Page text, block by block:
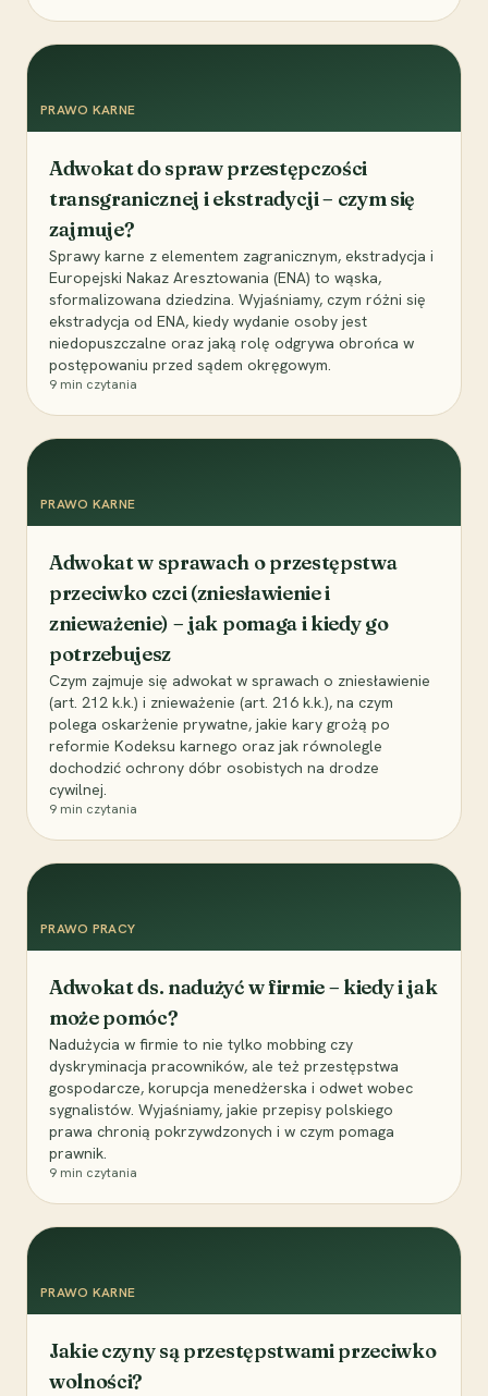
PRAWO KARNE
Adwokat do spraw przestępczości
transgranicznej i ekstradycji – czym się
zajmuje?
Sprawy karne z elementem zagranicznym, ekstradycja i
Europejski Nakaz Aresztowania (ENA) to wąska,
sformalizowana dziedzina. Wyjaśniamy, czym różni się
ekstradycja od ENA, kiedy wydanie osoby jest
niedopuszczalne oraz jaką rolę odgrywa obrońca w
postępowaniu przed sądem okręgowym.
9 min czytania
PRAWO KARNE
Adwokat w sprawach o przestępstwa
przeciwko czci (zniesławienie i
znieważenie) – jak pomaga i kiedy go
potrzebujesz
Czym zajmuje się adwokat w sprawach o zniesławienie
(art. 212 k.k.) i znieważenie (art. 216 k.k.), na czym
polega oskarżenie prywatne, jakie kary grożą po
reformie Kodeksu karnego oraz jak równolegle
dochodzić ochrony dóbr osobistych na drodze
cywilnej.
9 min czytania
PRAWO PRACY
Adwokat ds. nadużyć w firmie – kiedy i jak
może pomóc?
Nadużycia w firmie to nie tylko mobbing czy
dyskryminacja pracowników, ale też przestępstwa
gospodarcze, korupcja menedżerska i odwet wobec
sygnalistów. Wyjaśniamy, jakie przepisy polskiego
prawa chronią pokrzywdzonych i w czym pomaga
prawnik.
9 min czytania
PRAWO KARNE
Jakie czyny są przestępstwami przeciwko
wolności?